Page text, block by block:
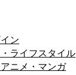
ン
ライフスタイル
ニメ・マンガ